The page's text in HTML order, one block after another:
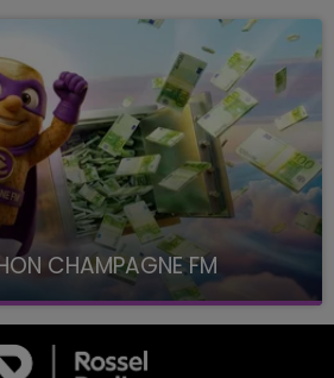
CHAMPAGNE FM
FM, à 8H10